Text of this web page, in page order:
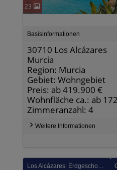
23
Basisinformationen
30710 Los Alcázares
Murcia
Region: Murcia
Gebiet: Wohngebiet
Preis: ab 419.900 €
Wohnfläche ca.: ab
Zimmeranzahl: 4
Weitere Informationen